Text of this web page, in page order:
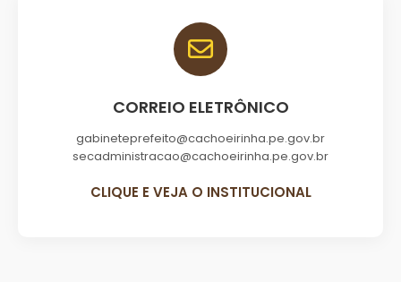
CORREIO ELETRÔNICO
gabineteprefeito@cachoeirinha.pe.gov.br
secadministracao@cachoeirinha.pe.gov.br
CLIQUE E VEJA O INSTITUCIONAL